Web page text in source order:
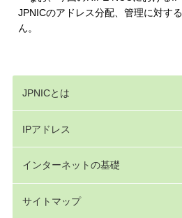
JPNICのアドレス分配、管理に対す
ん。
JPNICとは
IPアドレス
インターネットの基礎
サイトマップ